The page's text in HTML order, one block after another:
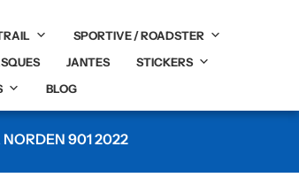
SPORTIVE / ROADSTER
JANTES
STICKERS
BLOG
901 2022